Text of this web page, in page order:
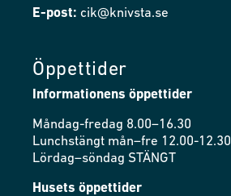
E-post: cik@knivsta.se
Öppettider
Informationens öppettider
Måndag-fredag 8.00–16.30
Lunchstängt mån–fre 12.00-12.30
Lördag–söndag STÄNGT
Husets öppettider